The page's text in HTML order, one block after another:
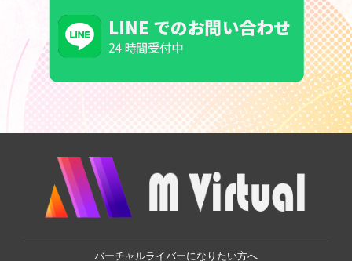
バーチャルライバーになりたい方へ